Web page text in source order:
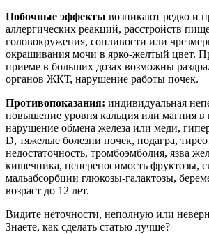
Побочные эффекты возникают редко и
аллергических реакций, расстройств
головокружения, сонливости или
окрашивания мочи в ярко-желтый цвет.
приеме в больших дозах возможны
органов ЖКТ, нарушение работы почек.
Противопоказания: индивидуальная
повышение уровня кальция или магния в
нарушение обмена железа или меди,
D, тяжелые болезни почек, подагра,
недостаточность, тромбоэмболия, язва
кишечника, непереносимость фруктозы,
мальабсорбции глюкозы-галактозы,
возраст до 12 лет.
Видите неточности, неполную или
Знаете, как сделать статью лучше?